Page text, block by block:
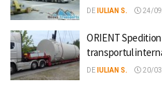
DE IULIAN S. 24/
ORIENT
transportul
DE IULIAN S. 20/